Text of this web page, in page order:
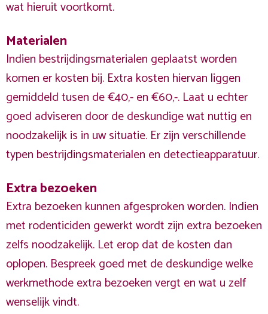
wat hieruit voortkomt.
Materialen
Indien bestrijdingsmaterialen geplaatst worden
komen er kosten bij. Extra kosten hiervan liggen
gemiddeld tusen de €40,- en €60,-. Laat u echter
goed adviseren door de deskundige wat nuttig en
noodzakelijk is in uw situatie. Er zijn verschillende
typen bestrijdingsmaterialen en detectieapparatuur.
Extra bezoeken
Extra bezoeken kunnen afgesproken worden. Indien
met rodenticiden gewerkt wordt zijn extra bezoeken
zelfs noodzakelijk. Let erop dat de kosten dan
oplopen. Bespreek goed met de deskundige welke
werkmethode extra bezoeken vergt en wat u zelf
wenselijk vindt.